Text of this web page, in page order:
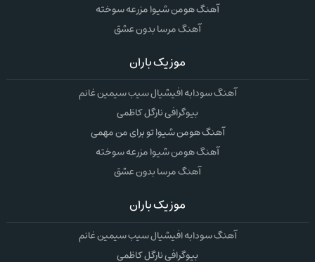
آهنگ هومن شیوا مزرعه سوخته
آهنگ مرسا بدون عشق
موزیک باران
آهنگ سودابه افیشیال سیب سیمین غانم
بیوگرافی نارگل کاظمی
آهنگ هومن شیوا تو برای من مهمی
آهنگ هومن شیوا مزرعه سوخته
آهنگ مرسا بدون عشق
موزیک باران
آهنگ سودابه افیشیال سیب سیمین غانم
بیوگرافی نارگل کاظمی